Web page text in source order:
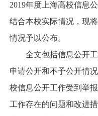
2019年度上海高校信息
结合本校实际情况，现将
情况予以公布。
全文包括信息公开
申请公开和不予公开情
校信息公开工作受到举
工作存在的问题和改进